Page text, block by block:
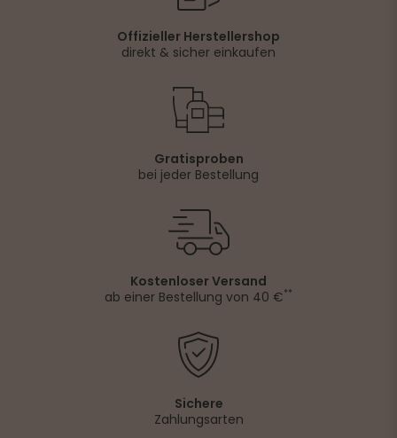
Offizieller Herstellershop
direkt & sicher einkaufen
Gratisproben
bei jeder Bestellung
Kostenloser Versand
ab einer Bestellung von 40 €**
Sichere
Zahlungsarten